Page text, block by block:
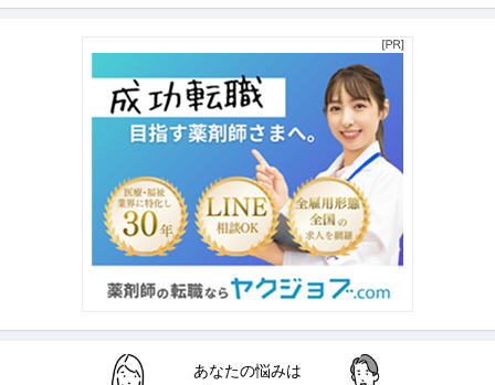
株式会社センコーリビングプラザ
【職種】管理＞経理（財務会計） 【業種】サービス＞その他 ※会員属性など
に応じ、当該求人をビズリー…続きを見る
提供：ビズリーチ
受付／正社員（常勤）／オープニングスタッフ／神田駅徒歩10秒
／完全週休2.5日＆夏冬８連休福利厚生も充実
医療法人社団白浩会
未経験OK 交通費支給 学歴不問
月給25万円〜40万円
【神田駅徒歩10秒】☆完全週休2.5日＆夏冬８連休☆福利厚生も充実◎ クリ
…続きを見る
受付カウンセラー
医療法人社団FOR DAYS
あなたの悩みは